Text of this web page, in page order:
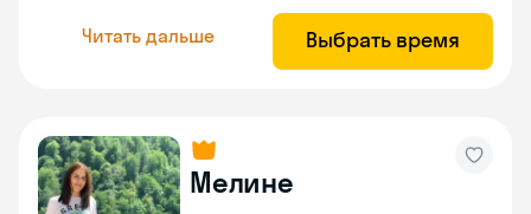
Читать дальше Выбрать время
Мелине